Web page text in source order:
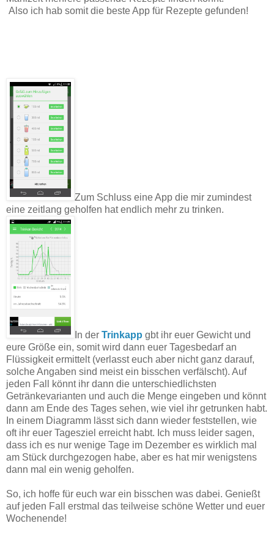
Also ich hab somit die beste App für Rezepte gefunden!
Zum Schluss eine App die mir zumindest
eine zeitlang geholfen hat endlich mehr zu trinken.
In der Trinkapp gbt ihr euer Gewicht und
eure Größe ein, somit wird dann euer Tagesbedarf an
Flüssigkeit ermittelt (verlasst euch aber nicht ganz darauf,
solche Angaben sind meist ein bisschen verfälscht). Auf
jeden Fall könnt ihr dann die unterschiedlichsten
Getränkevarianten und auch die Menge eingeben und könnt
dann am Ende des Tages sehen, wie viel ihr getrunken habt.
In einem Diagramm lässt sich dann wieder feststellen, wie
oft ihr euer Tagesziel erreicht habt. Ich muss leider sagen,
dass ich es nur wenige Tage im Dezember es wirklich mal
am Stück durchgezogen habe, aber es hat mir wenigstens
dann mal ein wenig geholfen.
So, ich hoffe für euch war ein bisschen was dabei. Genießt
auf jeden Fall erstmal das teilweise schöne Wetter und euer
Wochenende!